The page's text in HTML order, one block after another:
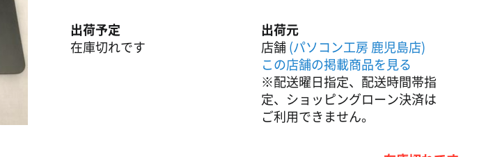
出荷予定
在庫切れです
出荷元
店舗(パソコン工房 鹿児島店)
この店舗の掲載商品を見る
※配送曜日指定、配送時間帯指
定、ショッピングローン決済は
ご利用できません。